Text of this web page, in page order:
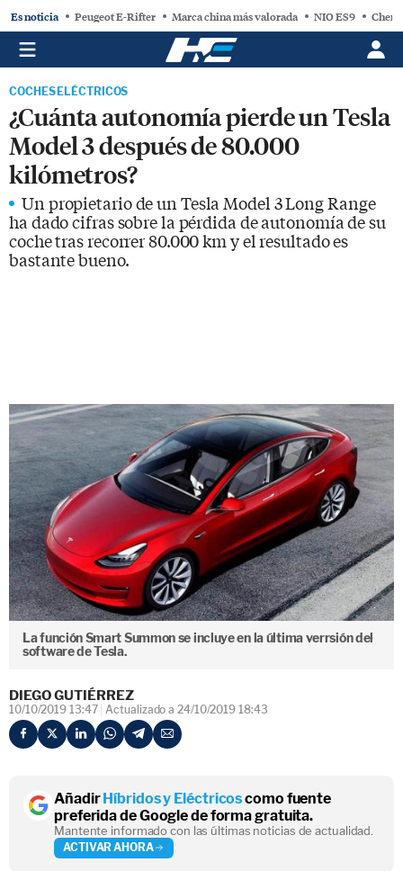
Es noticia Peugeot E-Rifter Marca china más valorada NIO ES9 Chery
COCHES ELÉCTRICOS
¿Cuánta autonomía pierde un Tesla
Model 3 después de 80.000
kilómetros?
Un propietario de un Tesla Model 3 Long Range
ha dado cifras sobre la pérdida de autonomía de su
coche tras recorrer 80.000 km y el resultado es
bastante bueno.
La función Smart Summon se incluye en la última verrsión del
software de Tesla.
DIEGO GUTIÉRREZ
10/10/2019 13:47 Actualizado a 24/10/2019 18:43
AñadirHíbridos y Eléctricoscomo fuente
preferida de Google de forma gratuita.
Mantente informado con las últimas noticias de actualidad.
ACTIVAR AHORA